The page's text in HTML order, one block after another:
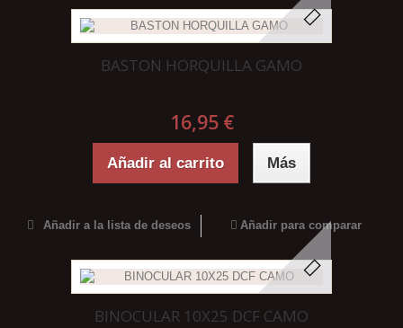
BASTON HORQUILLA GAMO
16,95 €
Añadir al carrito Más
Añadir a la lista de deseos Añadir para comparar
BINOCULAR 10X25 DCF CAMO